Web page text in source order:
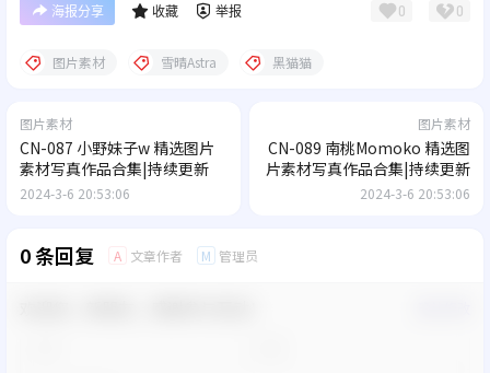
海报分享 收藏 举报 0 0
图片素材 雪晴Astra 黑猫猫
图片素材
CN-087 小野妹子w 精选图片
素材写真作品合集|持续更新
2024-3-6 20:53:06
图片素材
CN-089 南桃Momoko 精选图
片素材写真作品合集|持续更新
2024-3-6 20:53:06
0 条回复 A 文章作者 M 管理员